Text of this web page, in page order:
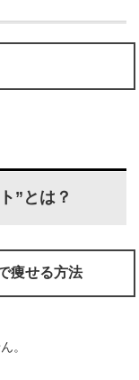
”とは？
痩せる方法
。